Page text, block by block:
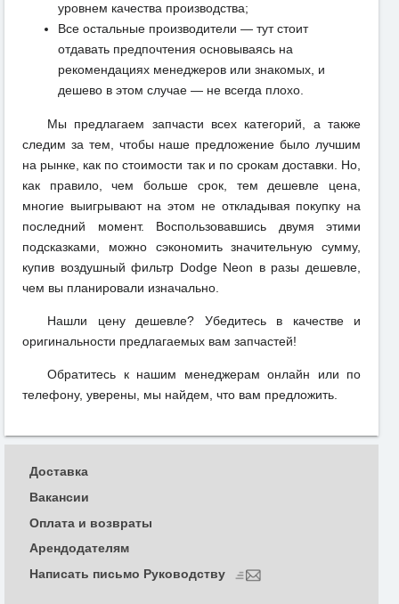
уровнем качества производства;
Все остальные производители — тут стоит
отдавать предпочтения основываясь на
рекомендациях менеджеров или знакомых, и
дешево в этом случае — не всегда плохо.
Мы предлагаем запчасти всех категорий, а также
следим за тем, чтобы наше предложение было лучшим
на рынке, как по стоимости так и по срокам доставки. Но,
как правило, чем больше срок, тем дешевле цена,
многие выигрывают на этом не откладывая покупку на
последний момент. Воспользовавшись двумя этими
подсказками, можно сэкономить значительную сумму,
купив воздушный фильтр Dodge Neon в разы дешевле,
чем вы планировали изначально.
Нашли цену дешевле? Убедитесь в качестве и
оригинальности предлагаемых вам запчастей!
Обратитесь к нашим менеджерам онлайн или по
телефону, уверены, мы найдем, что вам предложить.
Доставка
Вакансии
Оплата и возвраты
Арендодателям
Написать письмо Руководству